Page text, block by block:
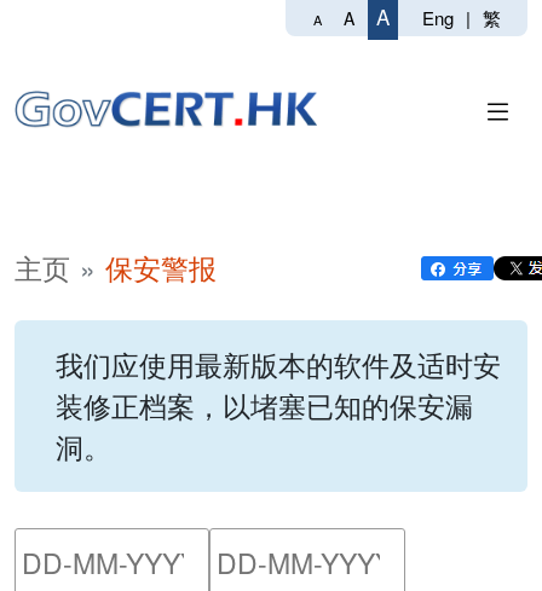
A A A Eng | 繁
主页 保安警报
我们应使用最新版本的软件及适时安
装修正档案，以堵塞已知的保安漏
洞。
请输入搜索日期范围的开